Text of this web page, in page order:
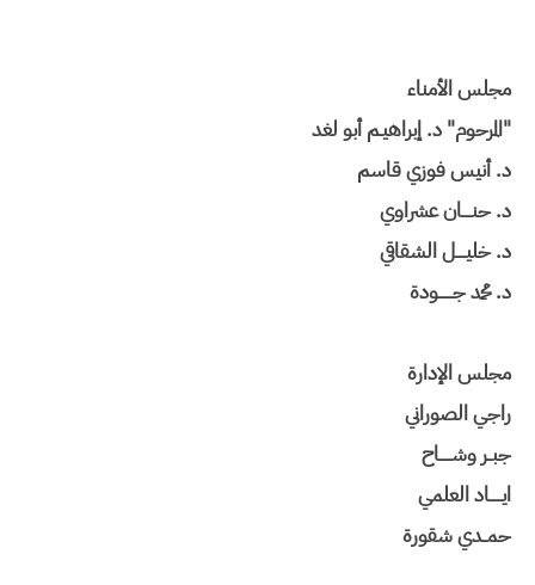
مجلس الأمناء
"المرحوم" د. إبراهيـم أبو لغد
د. أنيس فوزي قاسم
د. حنــــان عشراوي
د. خليــــل الشقاقي
د. محمد جــــــودة
مجلس الإدارة
راجي الصوراني
جبــر وشـــــاح
ايـــــاد العلمي
حمــدي شقورة